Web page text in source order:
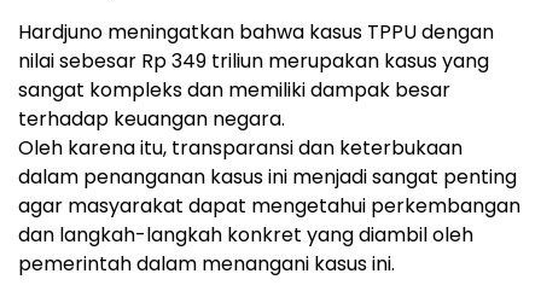
Hardjuno meningatkan bahwa kasus TPPU dengan
nilai sebesar Rp 349 triliun merupakan kasus yang
sangat kompleks dan memiliki dampak besar
terhadap keuangan negara.
Oleh karena itu, transparansi dan keterbukaan
dalam penanganan kasus ini menjadi sangat penting
agar masyarakat dapat mengetahui perkembangan
dan langkah-langkah konkret yang diambil oleh
pemerintah dalam menangani kasus ini.